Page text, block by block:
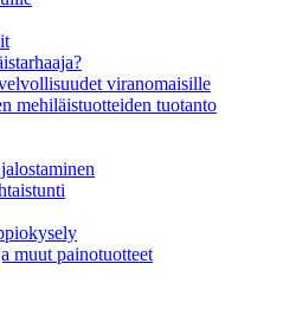
viranomaisille
mehiläistuotteiden tuotanto
muut painotuotteet